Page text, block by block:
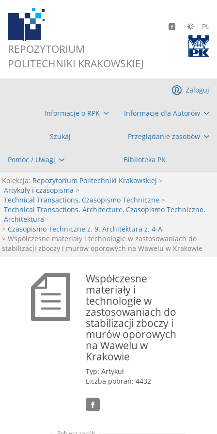
REPOZYTORIUM
POLITECHNIKI KRAKOWSKIEJ
PL
Informacje o RPK Informacje dla Autorów
Szukaj Przeglądanie zasobów
Pomoc / Uwagi Biblioteka PK
Zaloguj
Kolekcja: Repozytorium Politechniki Krakowskiej >
Artykuły i czasopisma >
Technical Transactions, Czasopismo Techniczne >
Technical Transactions. Architecture, Czasopismo Techniczne.
Architektura
> Czasopismo Techniczne z. 9. Architektura z. 4-A
> Współczesne materiały i technologie w zastosowaniach do
stabilizacji zboczy i murów oporowych na Wawelu w Krakowie
Współczesne
materiały i
technologie w
zastosowaniach do
stabilizacji zboczy i
murów oporowych
na Wawelu w
Krakowie
Typ: Artykuł
Liczba pobrań: 4432